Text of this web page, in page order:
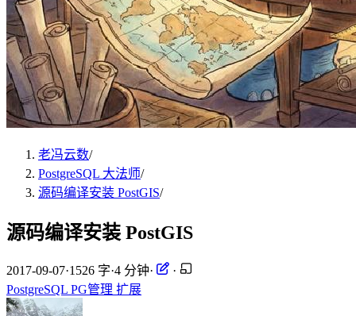
老冯云数/
PostgreSQL 大法师/
源码编译安装 PostGIS/
源码编译安装 PostGIS
2017-09-07·1526 字·4 分钟·
·
PostgreSQL PG管理 扩展